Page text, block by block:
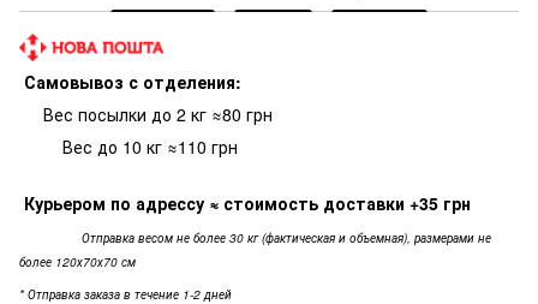
Самовывоз с отделения:
Вес посылки до 2 кг ≈80 грн
Вес до 10 кг ≈110 грн
Курьером по адрессу ≈ стоимость доставки +35 грн
Отправка весом не более 30 кг (фактическая и объемная), размерами не
более 120х70х70 см
* Отправка заказа в течение 1-2 дней